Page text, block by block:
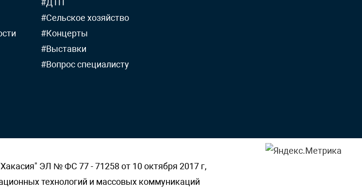
#ДТП
#Сельское хозяйство
#Концерты
#Выставки
#Вопрос специалисту
ЭЛ № ФС 77 - 71258 от 10 октября 2017 г,
технологий и массовых коммуникаций